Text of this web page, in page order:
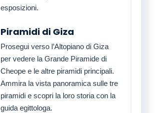
esposizioni.
Piramidi di Giza
Prosegui verso l’Altopiano di Giza
per vedere la Grande Piramide di
Cheope e le altre piramidi principali.
Ammira la vista panoramica sulle tre
piramidi e scopri la loro storia con la
guida egittologa.